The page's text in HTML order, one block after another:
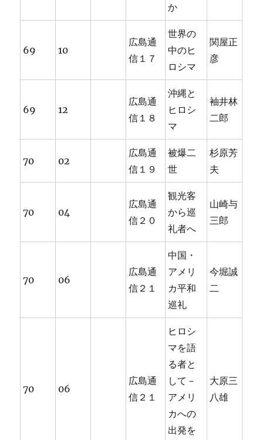
か
69 10
広島通
信１７
世界の
中のヒ
ロシマ
関屋正
彦
69 12
広島通
信１８
沖縄と
ヒロシ
マ
袖井林
二郎
70 02
広島通
信１９
被爆二
世
杉原芳
夫
70 04
広島通
信２０
観光客
から巡
礼者へ
山崎与
三郎
70 06
広島通
信２１
中国・
アメリ
カ平和
巡礼
今堀誠
二
70 06
広島通
信２１
ヒロシ
マを語
る者と
して－
アメリ
カへの
出発を
大原三
八雄